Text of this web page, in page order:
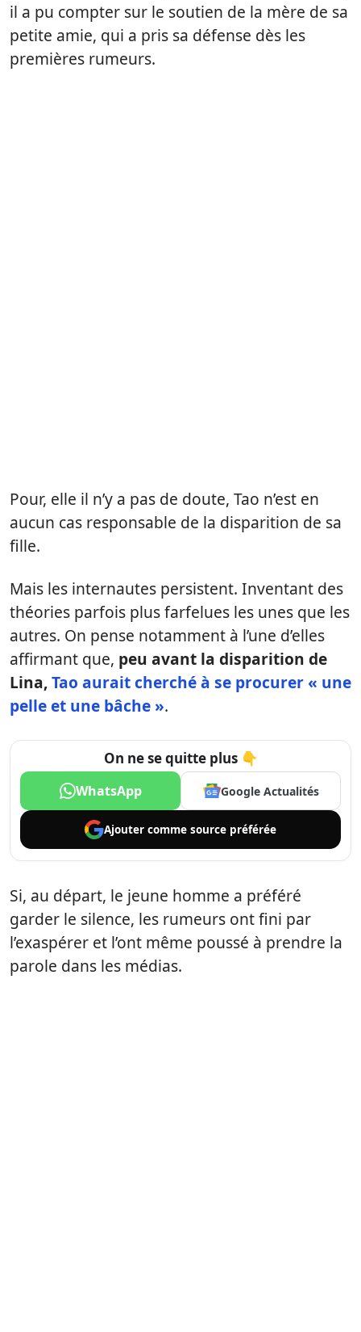
il a pu compter sur le soutien de la mère de sa
petite amie, qui a pris sa défense dès les
premières rumeurs.
Pour, elle il n’y a pas de doute, Tao n’est en
aucun cas responsable de la disparition de sa
fille.
Mais les internautes persistent. Inventant des
théories parfois plus farfelues les unes que les
autres. On pense notamment à l’une d’elles
affirmant que, peu avant la disparition de
Lina,Tao aurait cherché à se procurer « une
pelle et une bâche ».
On ne se quitte plus 👇
WhatsApp Google Actualités
Ajouter comme source préférée
Si, au départ, le jeune homme a préféré
garder le silence, les rumeurs ont fini par
l’exaspérer et l’ont même poussé à prendre la
parole dans les médias.